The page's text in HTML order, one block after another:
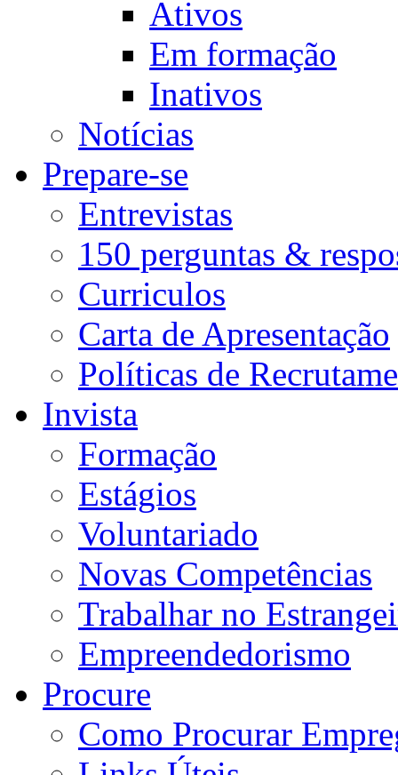
Ativos
Em formação
Inativos
Notícias
Prepare-se
Entrevistas
150 perguntas &
Curriculos
Carta de Apresentação
Políticas de
Invista
Formação
Estágios
Voluntariado
Novas Competências
Trabalhar no
Empreendedorismo
Procure
Como Procurar